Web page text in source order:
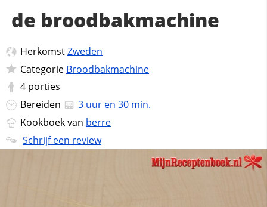
de broodbakmachine
HerkomstZweden
Categorie Broodbakmachine
4 porties
Bereiden
3 uur en 30 min.
Kookboek van berre
Schrijf een review